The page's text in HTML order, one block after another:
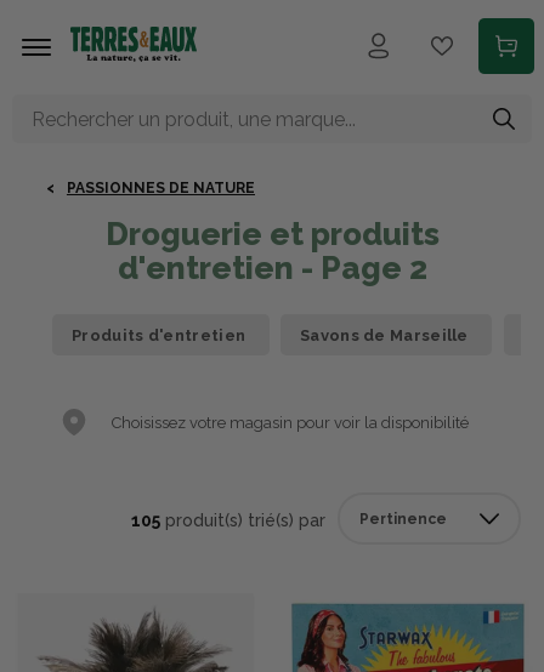
PASSIONNES DE NATURE
Droguerie et produits
d'entretien - Page 2
Produits d'entretien Savons de Marseille
Choisissez votre magasin pour voir la disponibilité
105 produit(s) trié(s) par